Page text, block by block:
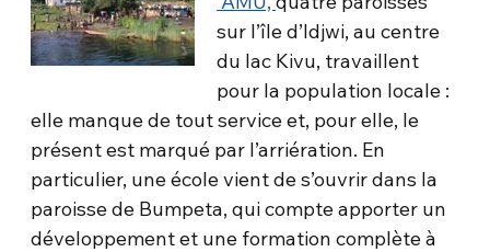
sur l’île d’Idjwi, au centre
du lac Kivu, travaillent
pour la population locale :
elle manque de tout service et, pour elle, le
présent est marqué par l’arriération. En
particulier, une école vient de s’ouvrir dans la
paroisse de Bumpeta, qui compte apporter un
développement et une formation complète à